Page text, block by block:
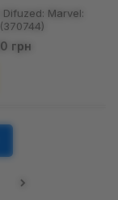
Marvel:
грн